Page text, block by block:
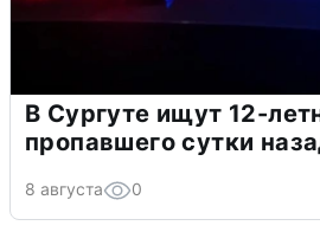
В Сургуте ищут 12-
пропавшего сутки
8 августа 0